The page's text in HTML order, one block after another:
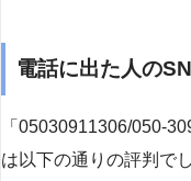
電話に出た人の
「05030911306/050-
は以下の通りの評判で